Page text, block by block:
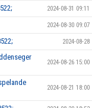
2024-08-31 09:11
2024-08-30 09:07
2024-08-28
2024-08-26 15:00
2024-08-21 18:00